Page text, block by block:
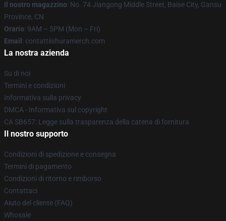
Il nostro magazzino: No. 74 Jiangong Middle Street, Baise City, Gansu
Province, CN
Orario: 9AM – 5PM (Mon – Fri)
Email : contattiishuramerch.com
La nostra azienda
Su di noi
Termini e condizioni
Informativa sulla privacy
DMCA - Informativa sul copyright
CA SB657: Legge sulla trasparenza della catena di fornitura
Il nostro supporto
Condizioni di spedizione e consegna
Termini di pagamento
Condizioni di ritorno e rimborso
Contattaci
Aiuto del cliente (FAQ)
Whosale